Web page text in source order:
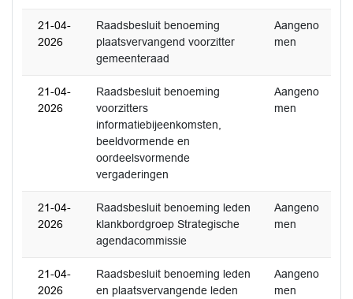
21-04-
2026
Raadsbesluit benoeming
plaatsvervangend voorzitter
gemeenteraad
Aangeno
men
21-04-
2026
Raadsbesluit benoeming
voorzitters
informatiebijeenkomsten,
beeldvormende en
oordeelsvormende
vergaderingen
Aangeno
men
21-04-
2026
Raadsbesluit benoeming leden
klankbordgroep Strategische
agendacommissie
Aangeno
men
21-04-
2026
Raadsbesluit benoeming leden
en plaatsvervangende leden
Aangeno
men